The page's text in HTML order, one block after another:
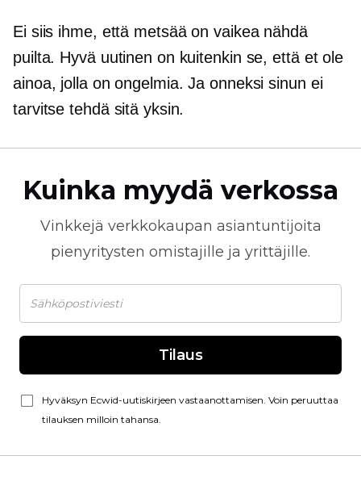
Ei siis ihme, että metsää on vaikea nähdä
puilta. Hyvä uutinen on kuitenkin se, että et ole
ainoa, jolla on ongelmia. Ja onneksi sinun ei
tarvitse tehdä sitä yksin.
Kuinka myydä verkossa
Vinkkejä verkkokaupan asiantuntijoita
pienyritysten omistajille ja yrittäjille.
Tilaus
Hyväksyn Ecwid-uutiskirjeen vastaanottamisen. Voin peruuttaa
tilauksen milloin tahansa.